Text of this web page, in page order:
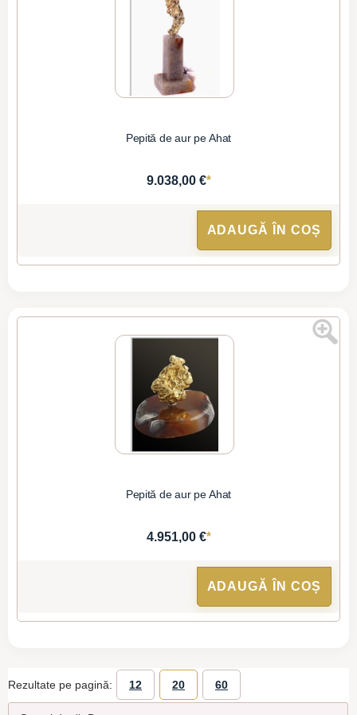
Pepită de aur pe Ahat
9.038,00 €*
ADAUGĂ ÎN COȘ
Pepită de aur pe Ahat
4.951,00 €*
ADAUGĂ ÎN COȘ
Rezultate pe pagină: 12 20 60